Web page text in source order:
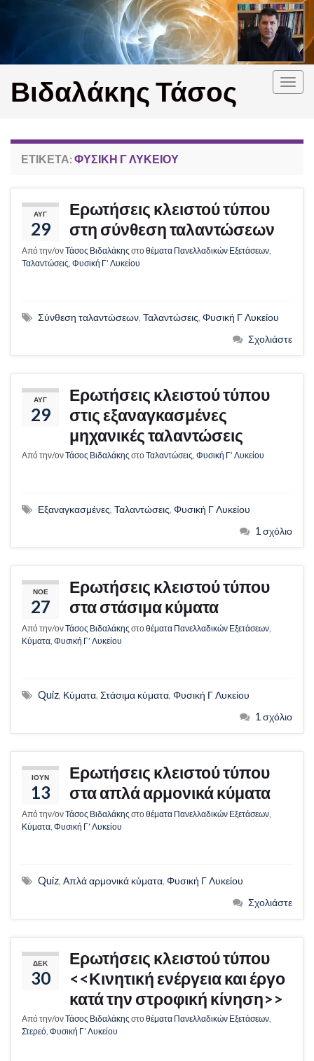
Βιδαλάκης Τάσος
ΕΤΙΚΈΤΑ: ΦΥΣΙΚΉ Γ ΛΥΚΕΊΟΥ
ΑΥΓ
29
Ερωτήσεις κλειστού τύπου
στη σύνθεση ταλαντώσεων
Από την/ονΤάσος Βιδαλάκης στοθέματα Πανελλαδικών Εξετάσεων,
Ταλαντώσεις, Φυσική Γ’ Λυκείου
Σύνθεση ταλαντώσεων, Ταλαντώσεις, Φυσική Γ Λυκείου
Σχολιάστε
ΑΥΓ
29
Ερωτήσεις κλειστού τύπου
στις εξαναγκασμένες
μηχανικές ταλαντώσεις
Από την/ονΤάσος Βιδαλάκης στοΤαλαντώσεις, Φυσική Γ’ Λυκείου
Εξαναγκασμένες, Ταλαντώσεις, Φυσική Γ Λυκείου
1 σχόλιο
ΝΟΈ
27
Ερωτήσεις κλειστού τύπου
στα στάσιμα κύματα
Από την/ονΤάσος Βιδαλάκης στοθέματα Πανελλαδικών Εξετάσεων,
Κύματα, Φυσική Γ’ Λυκείου
Quiz, Κύματα, Στάσιμα κύματα, Φυσική Γ Λυκείου
1 σχόλιο
ΙΟΎΝ
13
Ερωτήσεις κλειστού τύπου
στα απλά αρμονικά κύματα
Από την/ονΤάσος Βιδαλάκης στοθέματα Πανελλαδικών Εξετάσεων,
Κύματα, Φυσική Γ’ Λυκείου
Quiz, Απλά αρμονικά κύματα, Φυσική Γ Λυκείου
Σχολιάστε
ΔΕΚ
30
Ερωτήσεις κλειστού τύπου
<<Κινητική ενέργεια και έργο
κατά την στροφική κίνηση>>
Από την/ονΤάσος Βιδαλάκης στοθέματα Πανελλαδικών Εξετάσεων,
Στερεό, Φυσική Γ’ Λυκείου